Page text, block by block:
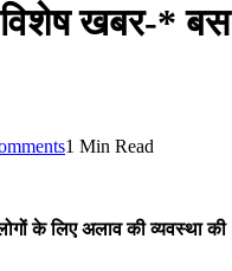
विशेष खबर-*
1 Min Read
के लिए अलाव की व्यवस्था की